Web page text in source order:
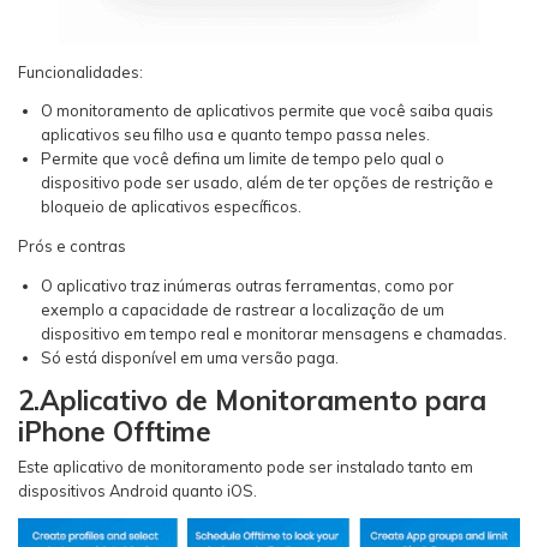
Funcionalidades:
O monitoramento de aplicativos permite que você saiba quais
aplicativos seu filho usa e quanto tempo passa neles.
Permite que você defina um limite de tempo pelo qual o
dispositivo pode ser usado, além de ter opções de restrição e
bloqueio de aplicativos específicos.
Prós e contras
O aplicativo traz inúmeras outras ferramentas, como por
exemplo a capacidade de rastrear a localização de um
dispositivo em tempo real e monitorar mensagens e chamadas.
Só está disponível em uma versão paga.
2.Aplicativo de Monitoramento para
iPhone Offtime
Este aplicativo de monitoramento pode ser instalado tanto em
dispositivos Android quanto iOS.